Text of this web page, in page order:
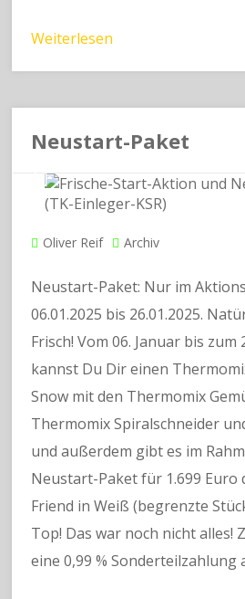
Weiterlesen
Neustart-Paket
Oliver Reif Archiv
Neustart-Paket: Nur im
06.01.2025 bis 26.01.2025.
Frisch! Vom 06. Januar bis zum
kannst Du Dir einen
Snow mit den Thermomix
Thermomix Spiralschneider
und außerdem gibt es im
Neustart-Paket für 1.699 Euro
Friend in Weiß (begrenzte
Top! Das war noch nicht alles!
eine 0,99 % Sonderteilzahlung